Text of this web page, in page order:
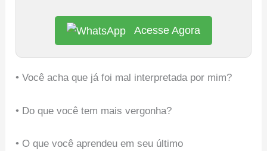
Acesse Agora
• Você acha que já foi mal interpretada por mim?
• Do que você tem mais vergonha?
• O que você aprendeu em seu último